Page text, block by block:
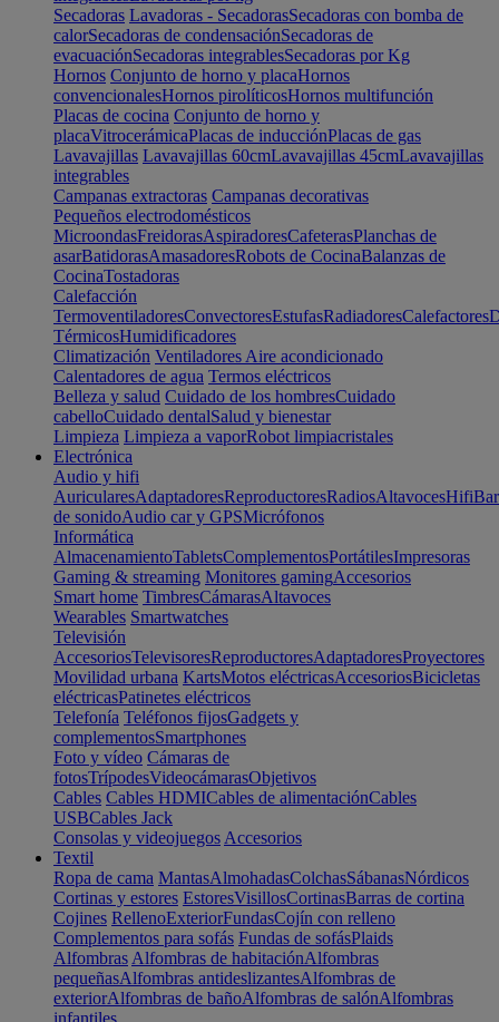
Secadoras Lavadoras - SecadorasSecadoras con bomba de
calorSecadoras de condensaciónSecadoras de
evacuaciónSecadoras integrablesSecadoras por Kg
Hornos Conjunto de horno y placaHornos
convencionalesHornos pirolíticosHornos multifunción
Placas de cocina Conjunto de horno y
placaVitrocerámicaPlacas de inducciónPlacas de gas
Lavavajillas Lavavajillas 60cmLavavajillas 45cmLavavajillas
integrables
Campanas extractoras Campanas decorativas
Pequeños electrodomésticos
MicroondasFreidorasAspiradoresCafeterasPlanchas de
asarBatidorasAmasadoresRobots de CocinaBalanzas de
CocinaTostadoras
Calefacción
TermoventiladoresConvectoresEstufasRadiadoresCalefactores
TérmicosHumidificadores
Climatización Ventiladores Aire acondicionado
Calentadores de agua Termos eléctricos
Belleza y salud Cuidado de los hombresCuidado
cabelloCuidado dentalSalud y bienestar
Limpieza Limpieza a vaporRobot limpiacristales
Electrónica
Audio y hifi
AuricularesAdaptadoresReproductoresRadiosAltavocesHifi
de sonidoAudio car y GPSMicrófonos
Informática
AlmacenamientoTabletsComplementosPortátilesImpresoras
Gaming & streaming Monitores gamingAccesorios
Smart home TimbresCámarasAltavoces
Wearables Smartwatches
Televisión
AccesoriosTelevisoresReproductoresAdaptadoresProyectores
Movilidad urbana KartsMotos eléctricasAccesoriosBicicletas
eléctricasPatinetes eléctricos
Telefonía Teléfonos fijosGadgets y
complementosSmartphones
Foto y vídeo Cámaras de
fotosTrípodesVideocámarasObjetivos
Cables Cables HDMICables de alimentaciónCables
USBCables Jack
Consolas y videojuegos Accesorios
Textil
Ropa de cama MantasAlmohadasColchasSábanasNórdicos
Cortinas y estores EstoresVisillosCortinasBarras de cortina
Cojines RellenoExteriorFundasCojín con relleno
Complementos para sofás Fundas de sofásPlaids
Alfombras Alfombras de habitaciónAlfombras
pequeñasAlfombras antideslizantesAlfombras de
exteriorAlfombras de bañoAlfombras de salónAlfombras
infantiles